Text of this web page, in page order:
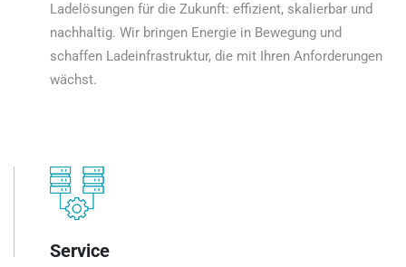
Ladelösungen für die Zukunft: effizient, skalierbar und
nachhaltig. Wir bringen Energie in Bewegung und
schaffen Ladeinfrastruktur, die mit Ihren Anforderungen
wächst.
Service